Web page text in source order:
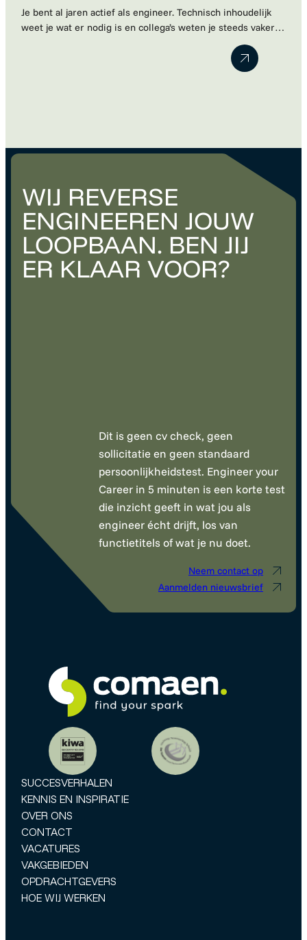
Je bent al jaren actief als engineer. Technisch inhoudelijk
weet je wat er nodig is en collega’s weten je steeds vaker
te vinden met vragen. Je denkt vooruit, bewaakt de kwaliteit
van het werk en neemt vanzelf verantwoordelijkheid.
Misschien merk je dat je huidige functie daar niet meer
WIJ REVERSE
ENGINEEREN JOUW
LOOPBAAN. BEN JIJ
ER KLAAR VOOR?
Dit is geen cv check, geen
sollicitatie en geen standaard
persoonlijkheidstest. Engineer your
Career in 5 minuten is een korte test
die inzicht geeft in wat jou als
engineer écht drijft, los van
functietitels of wat je nu doet.
Neem contact op
Aanmelden nieuwsbrief
SUCCESVERHALEN
KENNIS EN INSPIRATIE
OVER ONS
CONTACT
VACATURES
VAKGEBIEDEN
OPDRACHTGEVERS
HOE WIJ WERKEN